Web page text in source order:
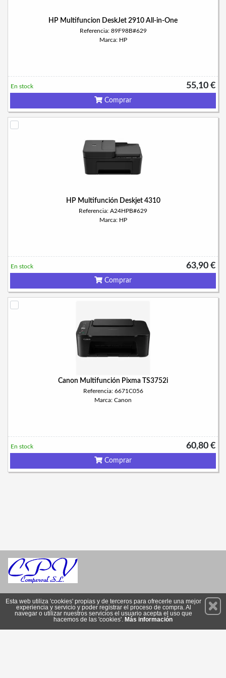
HP Multifuncion DeskJet 2910 All-in-One
Referencia: 89F98B#629
Marca: HP
55,10 €
En stock
Comprar
HP Multifunción Deskjet 4310
Referencia: A24HPB#629
Marca: HP
63,90 €
En stock
Comprar
Canon Multifunción Pixma TS3752i
Referencia: 6671C056
Marca: Canon
60,80 €
En stock
Comprar
Suscríbete
Esta web utiliza 'cookies' propias y de terceros para ofrecerle una mejor
experiencia y servicio y poder registrar el proceso de compra. Al
navegar o utilizar nuestros servicios el usuario acepta el uso que
hacemos de las 'cookies'. Más información